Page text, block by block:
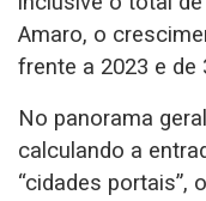
Amaro, o
frente a 2023 e de
No panorama
calculando a
“cidades portais”,